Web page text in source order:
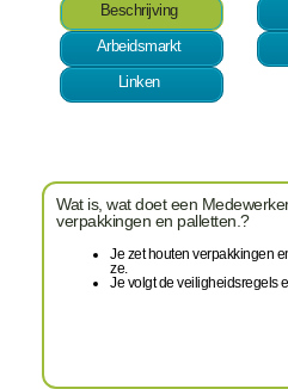
Beschrijving
Arbeidsmarkt
Linken
Wat is, wat doet een
verpakkingen en palletten.?
Je zet houten verpakkingen
ze.
Je volgt de veiligheidsregels